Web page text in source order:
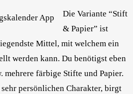
Die Variante “Stift
& Papier” ist
Mittel, mit welchem ein
werden kann. Du benötigst eben
mehrere färbige Stifte und Papier.
persönlichen Charakter, birgt